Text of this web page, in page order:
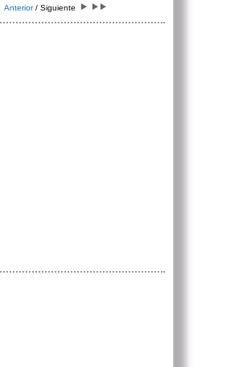
Anterior/ Siguiente